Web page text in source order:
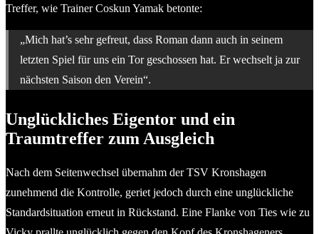
Treffer, wie Trainer Coskun Yamak betonte:
„Mich hat’s sehr gefreut, dass Roman dann auch in seinem
letzten Spiel für uns ein Tor geschossen hat. Er wechselt ja zur
nächsten Saison den Verein“.
Unglückliches Eigentor und ein
Traumtreffer zum Ausgleich
Nach dem Seitenwechsel übernahm der TSV Kronshagen
zunehmend die Kontrolle, geriet jedoch durch eine unglückliche
Standardsituation erneut in Rückstand. Eine Flanke von Ties wie zu